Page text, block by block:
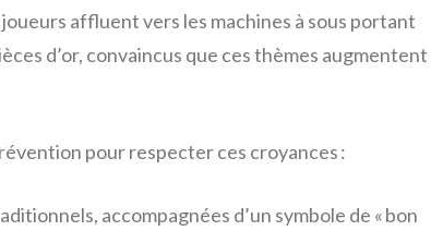
affluent vers les machines à sous portant
d’or, convaincus que ces thèmes augmentent
pour respecter ces croyances :
accompagnées d’un symbole de « bon